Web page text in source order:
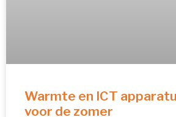
Warmte en ICT
voor de zomer